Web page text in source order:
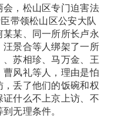
，松山区专门迫害法
带领松山区公安大队
某、同一所所长卢永
景合等人绑架了一所
苏相珍、马万金、王
风礼等人，理由是怕
丢了他们的饭碗和权
什么不上京上访、不
无理条件。